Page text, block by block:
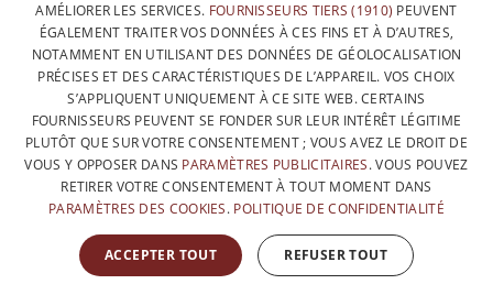
AMÉLIORER LES SERVICES. FOURNISSEURS TIERS (1910) PEUVENT
ÉGALEMENT TRAITER VOS DONNÉES À CES FINS ET À D’AUTRES,
NOTAMMENT EN UTILISANT DES DONNÉES DE GÉOLOCALISATION
PRÉCISES ET DES CARACTÉRISTIQUES DE L’APPAREIL. VOS CHOIX
S’APPLIQUENT UNIQUEMENT À CE SITE WEB. CERTAINS
FOURNISSEURS PEUVENT SE FONDER SUR LEUR INTÉRÊT LÉGITIME
PLUTÔT QUE SUR VOTRE CONSENTEMENT ; VOUS AVEZ LE DROIT DE
VOUS Y OPPOSER DANS PARAMÈTRES PUBLICITAIRES. VOUS POUVEZ
RETIRER VOTRE CONSENTEMENT À TOUT MOMENT DANS
PARAMÈTRES DES COOKIES. POLITIQUE DE CONFIDENTIALITÉ
ACCEPTER TOUT REFUSER TOUT